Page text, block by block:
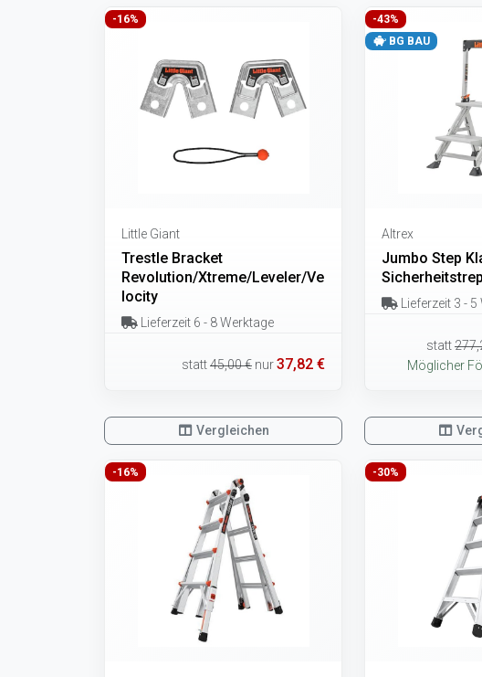
-16%
Little Giant
Trestle Bracket
Revolution/Xtreme/Leveler/Ve
locity
Lieferzeit 6 - 8 Werktage
statt45,00 € nur37,82 €
Vergleichen
-43%
BG BAU
Altrex
Jumbo Step
Lieferzeit 3 - 5
statt
Möglicher
-16% -30%